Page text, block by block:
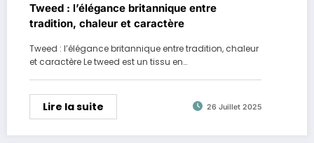
Tweed : l’élégance britannique entre
tradition, chaleur et caractère
Tweed : l’élégance britannique entre tradition, chaleur
et caractère Le tweed est un tissu en…
Lire la suite 26 Juillet 2025